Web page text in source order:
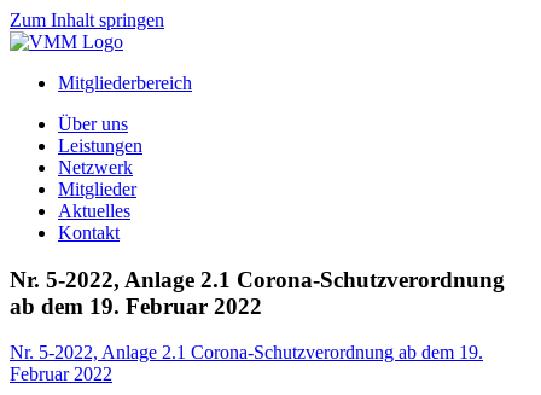
Zum Inhalt springen
Mitgliederbereich
Über uns
Leistungen
Netzwerk
Mitglieder
Aktuelles
Kontakt
Nr. 5-2022, Anlage 2.1 Corona-Schutzverordnung
ab dem 19. Februar 2022
Nr. 5-2022, Anlage 2.1 Corona-Schutzverordnung ab dem 19.
Februar 2022